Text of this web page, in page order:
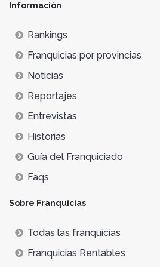
Información
Rankings
Franquicias por provincias
Noticias
Reportajes
Entrevistas
Historias
Guía del Franquiciado
Faqs
Sobre Franquicias
Todas las franquicias
Franquicias Rentables